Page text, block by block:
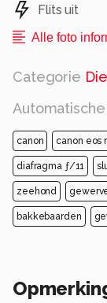
Flits uit
Alle foto
Categorie
canon canon eos
diafragma ƒ/11
zeehond
bakkebaarden